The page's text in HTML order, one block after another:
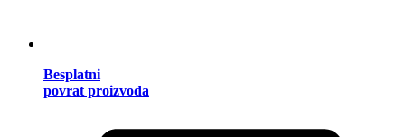
Besplatni
povrat proizvoda